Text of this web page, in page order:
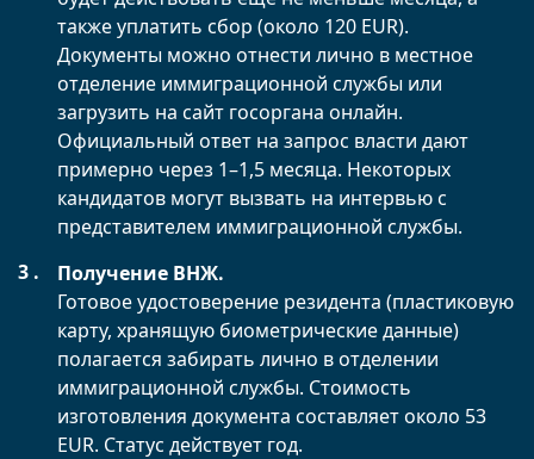
также уплатить сбор (около 120 EUR).
Документы можно отнести лично в местное
отделение иммиграционной службы или
загрузить на сайт госоргана онлайн.
Официальный ответ на запрос власти дают
примерно через 1–1,5 месяца. Некоторых
кандидатов могут вызвать на интервью с
представителем иммиграционной службы.
Получение ВНЖ.
Готовое удостоверение резидента (пластиковую
карту, хранящую биометрические данные)
полагается забирать лично в отделении
иммиграционной службы. Стоимость
изготовления документа составляет около 53
EUR. Статус действует год.